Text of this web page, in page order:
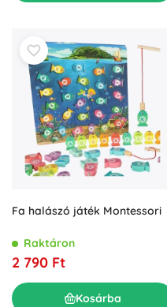
Fa halászó játék Montessori
Raktáron
2 790 Ft
Kosárba